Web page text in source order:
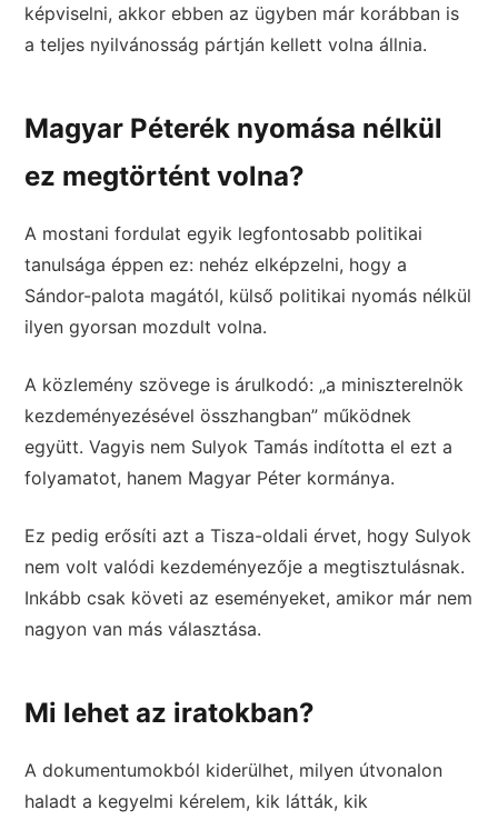
képviselni, akkor ebben az ügyben már korábban is
a teljes nyilvánosság pártján kellett volna állnia.
Magyar Péterék nyomása nélkül
ez megtörtént volna?
A mostani fordulat egyik legfontosabb politikai
tanulsága éppen ez: nehéz elképzelni, hogy a
Sándor-palota magától, külső politikai nyomás nélkül
ilyen gyorsan mozdult volna.
A közlemény szövege is árulkodó: „a miniszterelnök
kezdeményezésével összhangban” működnek
együtt. Vagyis nem Sulyok Tamás indította el ezt a
folyamatot, hanem Magyar Péter kormánya.
Ez pedig erősíti azt a Tisza-oldali érvet, hogy Sulyok
nem volt valódi kezdeményezője a megtisztulásnak.
Inkább csak követi az eseményeket, amikor már nem
nagyon van más választása.
Mi lehet az iratokban?
A dokumentumokból kiderülhet, milyen útvonalon
haladt a kegyelmi kérelem, kik látták, kik